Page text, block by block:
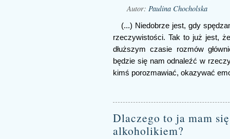
Autor: Paulina Chocholska
(...) Niedobrze jest, gdy
rzeczywistości. Tak to już jest,
dłuższym czasie rozmów
będzie się nam odnaleźć w
kimś porozmawiać, okazywać
Dlaczego to ja mam
alkoholikiem?